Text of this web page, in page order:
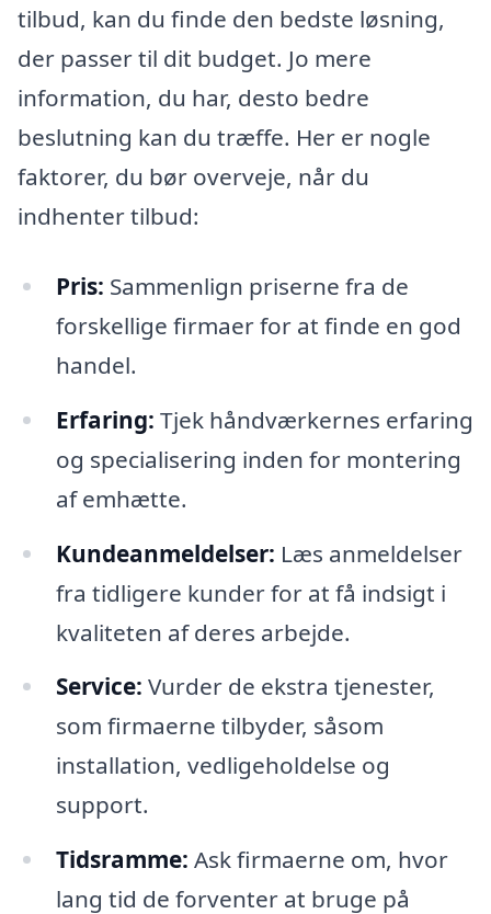
tilbud, kan du finde den bedste løsning,
der passer til dit budget. Jo mere
information, du har, desto bedre
beslutning kan du træffe. Her er nogle
faktorer, du bør overveje, når du
indhenter tilbud:
Pris: Sammenlign priserne fra de
forskellige firmaer for at finde en god
handel.
Erfaring: Tjek håndværkernes erfaring
og specialisering inden for montering
af emhætte.
Kundeanmeldelser: Læs anmeldelser
fra tidligere kunder for at få indsigt i
kvaliteten af deres arbejde.
Service: Vurder de ekstra tjenester,
som firmaerne tilbyder, såsom
installation, vedligeholdelse og
support.
Tidsramme: Ask firmaerne om, hvor
lang tid de forventer at bruge på